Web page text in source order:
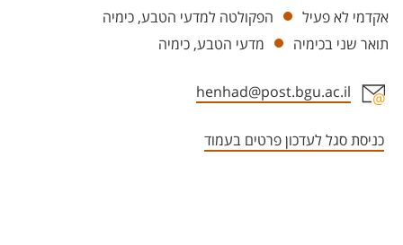
יחידות
אקדמי לא פעיל
הפקולטה למדעי הטבע, כימיה
תואר שני בכימיה
מדעי הטבע, כימיה
henhad@post.bgu.ac.il
כניסת סגל לעדכון פרטים בעמוד